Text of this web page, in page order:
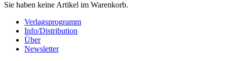
Sie haben keine Artikel im Warenkorb.
Verlagsprogramm
Info/Distribution
Über
Newsletter